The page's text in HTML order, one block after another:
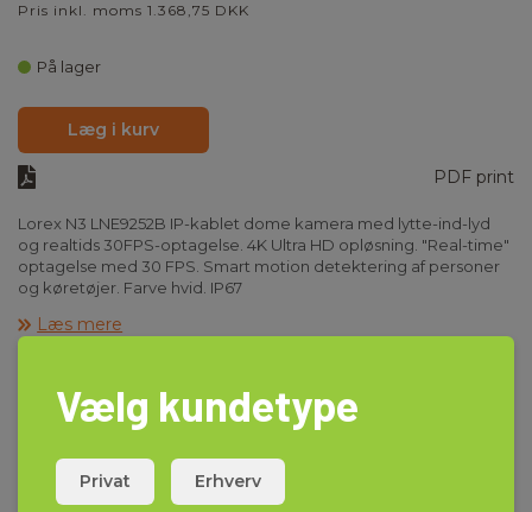
Pris inkl. moms 1.368,75 DKK
På lager
Læg i kurv
PDF print
Lorex N3 LNE9252B IP-kablet dome kamera med lytte-ind-lyd
og realtids 30FPS-optagelse. 4K Ultra HD opløsning. "Real-time"
optagelse med 30 FPS. Smart motion detektering af personer
og køretøjer. Farve hvid. IP67
Læs mere
Vælg kundetype
Privat Erhverv